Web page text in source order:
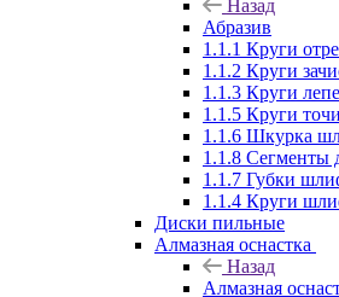
Назад
Абразив
1.1.1 Круги
1.1.2 Круги
1.1.3 Круги
1.1.5 Круги
1.1.6 Шкурка
1.1.8 Сегменты
1.1.7 Губки
1.1.4 Круги
Диски пильные
Алмазная оснастка
Назад
Алмазная